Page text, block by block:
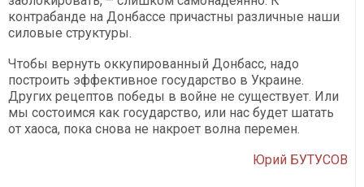
контрабанде на Донбассе причастны различные наши
силовые структуры.
Чтобы вернуть оккупированный Донбасс, надо
построить эффективное государство в Украине.
Других рецептов победы в войне не существует. Или
мы состоимся как государство, или нас будет шатать
от хаоса, пока снова не накроет волна перемен.
Юрий БУТУСОВ